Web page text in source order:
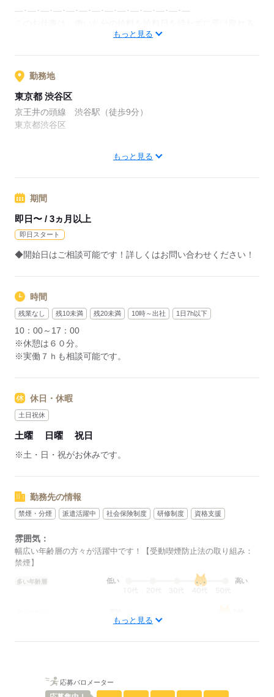
―･―･―･―･―･―･―･―･―･―･―･―･―･―
『速払いサービス』を利用できます（利用規定あり）
もっと見る
勤務地
東京都 渋谷区
京王井の頭線 渋谷駅（徒歩9分）
東京都渋谷区
―･―･―･―･―･―･―･―･―･―･―･―･―･―
データ入力などの人気お仕事も多数あり♪
パートからの収入アップも実績多数！
もっと見る
期間
即日〜 / 3ヵ月以上
即日スタート
◆開始日はご相談可能です！詳しくはお問い合わせください！
時間
残業なし 残10未満 残20未満 10時～出社 1日7h以下
10：00～17：00
※休憩は６０分。
※実働７ｈも相談可能です。
休日・休暇
土日祝休
土曜 日曜 祝日
※土・日・祝がお休みです。
勤務先の情報
禁煙・分煙 派遣活躍中 社会保険制度 研修制度 資格支援
雰囲気：
幅広い年齢層の方々が活躍中です！【受動喫煙防止法の取り組み：
禁煙】
多い年齢層 低い 高い
仕事の仕方 ひとりで みんなで
配属先部署：
もっと見る
応募バロメーター